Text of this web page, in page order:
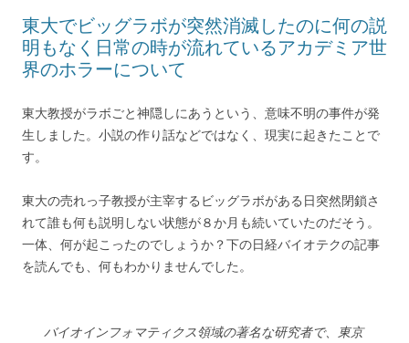
東大でビッグラボが突然消滅したのに何の説
明もなく日常の時が流れているアカデミア世
界のホラーについて
東大教授がラボごと神隠しにあうという、意味不明の事件が発
生しました。小説の作り話などではなく、現実に起きたことで
す。
東大の売れっ子教授が主宰するビッグラボがある日突然閉鎖さ
れて誰も何も説明しない状態が８か月も続いていたのだそう。
一体、何が起こったのでしょうか？下の日経バイオテクの記事
を読んでも、何もわかりませんでした。
バイオインフォマティクス領域の著名な研究者で、東京